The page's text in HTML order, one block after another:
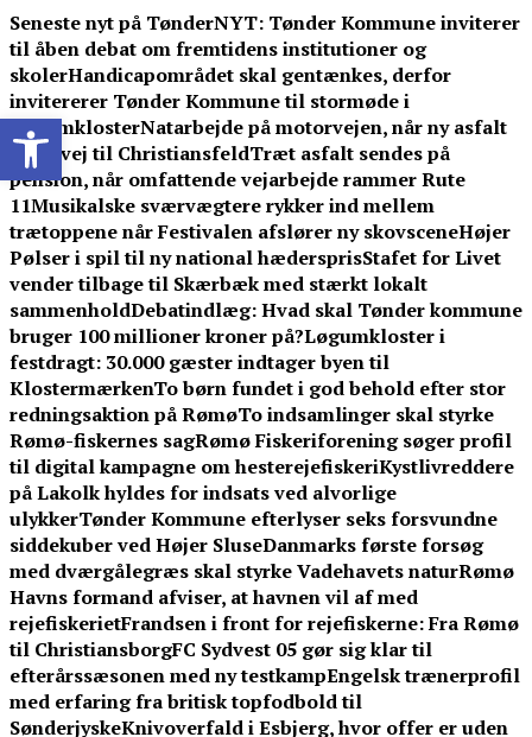
Skip
to
content
Seneste nyt på TønderNYT: Tønder Kommune inviterer
til åben debat om fremtidens institutioner og
skolerHandicapområdet skal gentænkes, derfor
invitererer Tønder Kommune til stormøde i
LøgumklosterNatarbejde på motorvejen, når ny asfalt
er på vej til ChristiansfeldTræt asfalt sendes på
pension, når omfattende vejarbejde rammer Rute
11Musikalske sværvægtere rykker ind mellem
trætoppene når Festivalen afslører ny skovsceneHøjer
Pølser i spil til ny national hædersprisStafet for Livet
vender tilbage til Skærbæk med stærkt lokalt
sammenholdDebatindlæg: Hvad skal Tønder kommune
bruger 100 millioner kroner på?Løgumkloster i
festdragt: 30.000 gæster indtager byen til
KlostermærkenTo børn fundet i god behold efter stor
redningsaktion på RømøTo indsamlinger skal styrke
Rømø-fiskernes sagRømø Fiskeriforening søger profil
til digital kampagne om hesterejefiskeriKystlivreddere
på Lakolk hyldes for indsats ved alvorlige
ulykkerTønder Kommune efterlyser seks forsvundne
siddekuber ved Højer SluseDanmarks første forsøg
med dværgålegræs skal styrke Vadehavets naturRømø
Havns formand afviser, at havnen vil af med
rejefiskerietFrandsen i front for rejefiskerne: Fra Rømø
til ChristiansborgFC Sydvest 05 gør sig klar til
efterårssæsonen med ny testkampEngelsk trænerprofil
med erfaring fra britisk topfodbold til
SønderjyskeKnivoverfald i Esbjerg, hvor offer er uden
Open toolbar